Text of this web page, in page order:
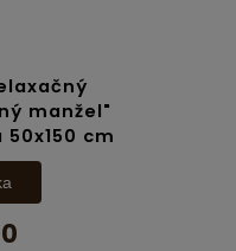
Obliečka na
"Náhradný
Fialové Kvety 50x150